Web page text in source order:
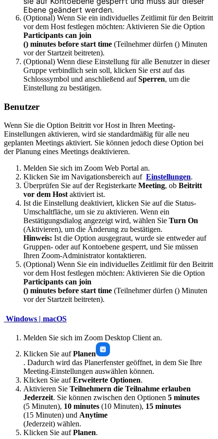
Ebene geändert werden.
(Optional) Wenn Sie ein individuelles Zeitlimit für den Beitritt
vor dem Host festlegen möchten: Aktivieren Sie die Option
Participants can join
() minutes before start time (Teilnehmer dürfen () Minuten
vor der Startzeit beitreten).
(Optional) Wenn diese Einstellung für alle Benutzer in dieser
Gruppe verbindlich sein soll, klicken Sie erst auf das
Schlosssymbol und anschließend aufSperren, um die
Einstellung zu bestätigen.
Benutzer
Wenn Sie die Option Beitritt vor Host in Ihren Meeting-
Einstellungen aktivieren, wird sie standardmäßig für alle neu
geplanten Meetings aktiviert. Sie können jedoch diese Option bei
der Planung eines Meetings deaktivieren.
Melden Sie sich im Zoom Web Portal an.
Klicken Sie im Navigationsbereich auf Einstellungen.
Überprüfen Sie auf der Registerkarte Meeting, ob Beitritt
vor dem Host aktiviert ist.
Ist die Einstellung deaktiviert, klicken Sie auf die Status-
Umschaltfläche, um sie zu aktivieren. Wenn ein
Bestätigungsdialog angezeigt wird, wählen Sie Turn On
(Aktivieren), um die Änderung zu bestätigen.
Hinweis: Ist die Option ausgegraut, wurde sie entweder auf
Gruppen- oder auf Kontoebene gesperrt, und Sie müssen
Ihren Zoom-Administrator kontaktieren.
(Optional) Wenn Sie ein individuelles Zeitlimit für den Beitritt
vor dem Host festlegen möchten: Aktivieren Sie die Option
Participants can join
() minutes before start time (Teilnehmer dürfen () Minuten
vor der Startzeit beitreten).
Windows | macOS
Melden Sie sich im Zoom Desktop Client an.
Klicken Sie aufPlanen
. Dadurch wird das Planerfenster geöffnet, in dem Sie Ihre
Meeting-Einstellungen auswählen können.
Klicken Sie aufErweiterte Optionen.
Aktivieren Sie Teilnehmern die Teilnahme erlauben
Jederzeit. Sie können zwischen den Optionen 5 minutes
(5 Minuten), 10 minutes (10 Minuten), 15 minutes
(15 Minuten) und Anytime
(Jederzeit) wählen.
Klicken Sie aufPlanen.